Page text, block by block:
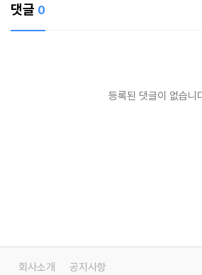
댓글 0
등록된 댓글이 없습니
회사소개 공지사항